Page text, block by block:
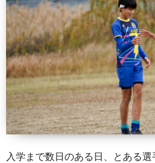
入学まで数日のある日、とある